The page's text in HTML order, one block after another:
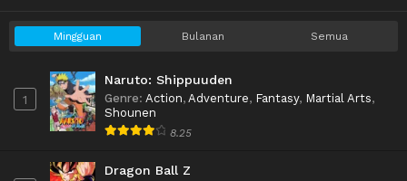
Mingguan Bulanan Semua
1
Naruto: Shippuuden
Genre: Action, Adventure, Fantasy, Martial Arts,
Shounen
8.25
Dragon Ball Z